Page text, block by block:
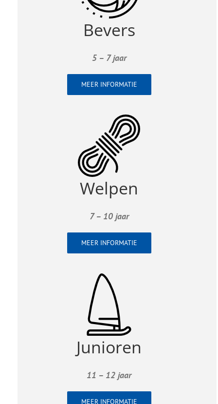
Bevers
5 – 7 jaar
MEER INFORMATIE
Welpen
7 – 10 jaar
MEER INFORMATIE
Junioren
11 – 12 jaar
MEER INFORMATIE